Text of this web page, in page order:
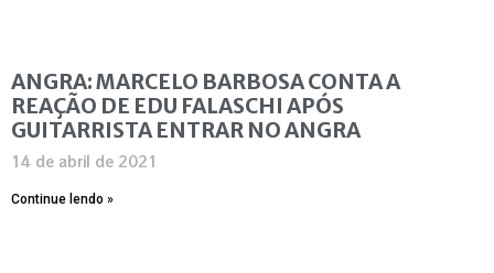
ANGRA: MARCELO BARBOSA CONTA A
REAÇÃO DE EDU FALASCHI APÓS
GUITARRISTA ENTRAR NO ANGRA
14 de abril de 2021
Continue lendo »